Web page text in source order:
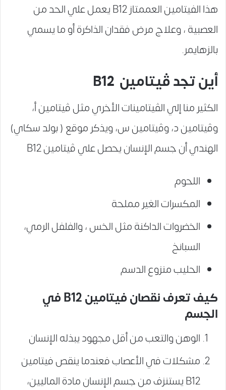
هذا الفيتامين العممتاز B12 يعمل علي الحد من
العصبية ، وعلاج مرض فقدان الذاكرة أو ما يسمي
بالزهايمر.
أين تجد ڤيتامين B12
الكثير منا إلي الڤيتامينات الأخري مثل ڤيتامين أ،
وڤيتامين د، وڤيتامين س، ويذكر موقع ( بولد سكاي)
الهندي أن جسم الإنسان يحصل علي ڤيتامين B12
اللحوم
المكسرات الغير مملحة
الخضروات الداكنة مثل الخس ، والفلفل الرمي،
السبانخ
الحليب منزوع الدسم
كيف تعرف نقصان فيتامين B12 في
الجسم
الوهن والتعب من أقل مجهود يبذله الإنسان
مشكلات في الأعصاب فعندما ينقص فيتامين
B12 يستنزف من جسم الإنسان مادة الماليين،